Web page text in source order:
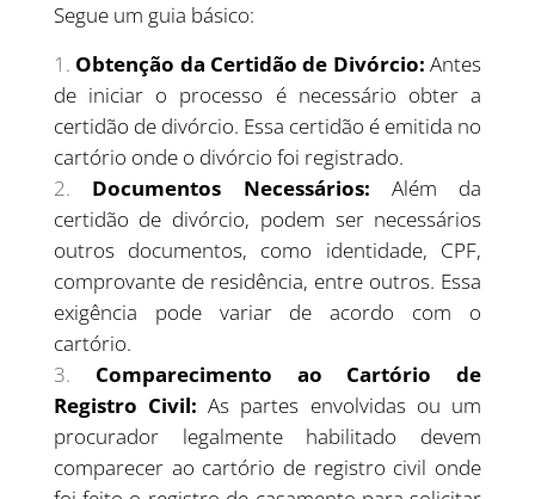
Segue um guia básico:
Obtenção da Certidão de Divórcio: Antes
de iniciar o processo é necessário obter a
certidão de divórcio. Essa certidão é emitida no
cartório onde o divórcio foi registrado.
Documentos Necessários: Além da
certidão de divórcio, podem ser necessários
outros documentos, como identidade, CPF,
comprovante de residência, entre outros. Essa
exigência pode variar de acordo com o
cartório.
Comparecimento ao Cartório de
Registro Civil: As partes envolvidas ou um
procurador legalmente habilitado devem
comparecer ao cartório de registro civil onde